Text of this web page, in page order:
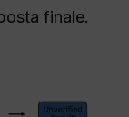
finale.